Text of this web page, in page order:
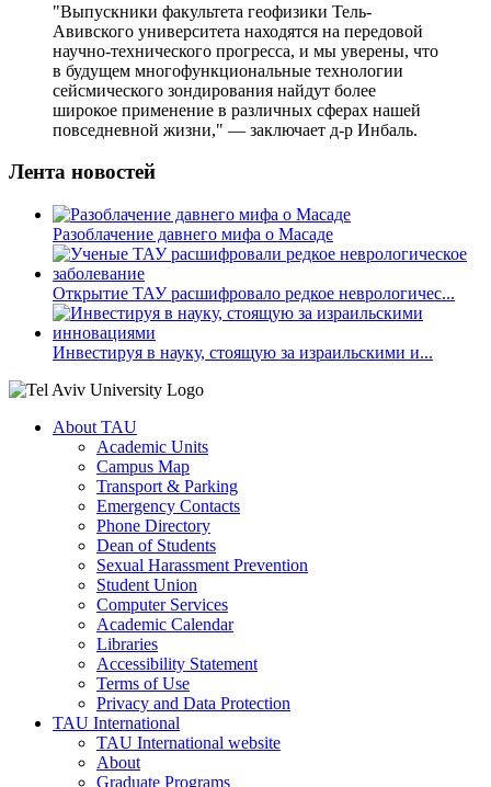
"Выпускники факультета геофизики Тель-
Авивского университета находятся на передовой
научно-технического прогресса, и мы уверены, что
в будущем многофункциональные технологии
сейсмического зондирования найдут более
широкое применение в различных сферах нашей
повседневной жизни," — заключает д-р Инбаль.
Лента новостей
Разоблачение давнего мифа о Масаде
Открытие ТАУ расшифровало редкое неврологичес...
Инвестируя в науку, стоящую за израильскими и...
About TAU
Academic Units
Campus Map
Transport & Parking
Emergency Contacts
Phone Directory
Dean of Students
Sexual Harassment Prevention
Student Union
Computer Services
Academic Calendar
Libraries
Accessibility Statement
Terms of Use
Privacy and Data Protection
TAU International
TAU International website
About
Graduate Programs